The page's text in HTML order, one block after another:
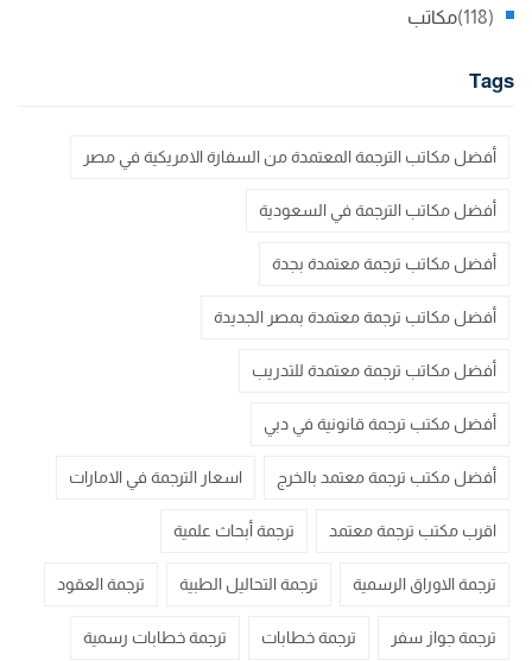
مكاتب (118)
Tags
أفضل مكاتب الترجمة المعتمدة من السفارة الامريكية في مصر
أفضل مكاتب الترجمة في السعودية
أفضل مكاتب ترجمة معتمدة بجدة
أفضل مكاتب ترجمة معتمدة بمصر الجديدة
أفضل مكاتب ترجمة معتمدة للتدريب
أفضل مكتب ترجمة قانونية في دبي
أفضل مكتب ترجمة معتمد بالخرج اسعار الترجمة في الامارات
اقرب مكتب ترجمة معتمد ترجمة أبحاث علمية
ترجمة الاوراق الرسمية ترجمة التحاليل الطبية ترجمة العقود
ترجمة جواز سفر ترجمة خطابات ترجمة خطابات رسمية